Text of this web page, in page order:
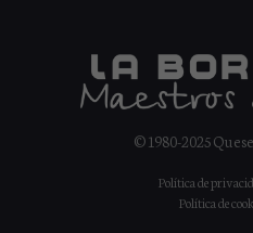
© 1980-2025
Política de
Política de